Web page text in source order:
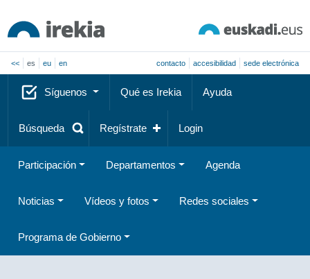
<< es eu en contacto accesibilidad sede electrónica
Síguenos Qué es Irekia Ayuda
Búsqueda Regístrate Login
Participación Departamentos Agenda
Noticias Vídeos y fotos Redes sociales
Programa de Gobierno